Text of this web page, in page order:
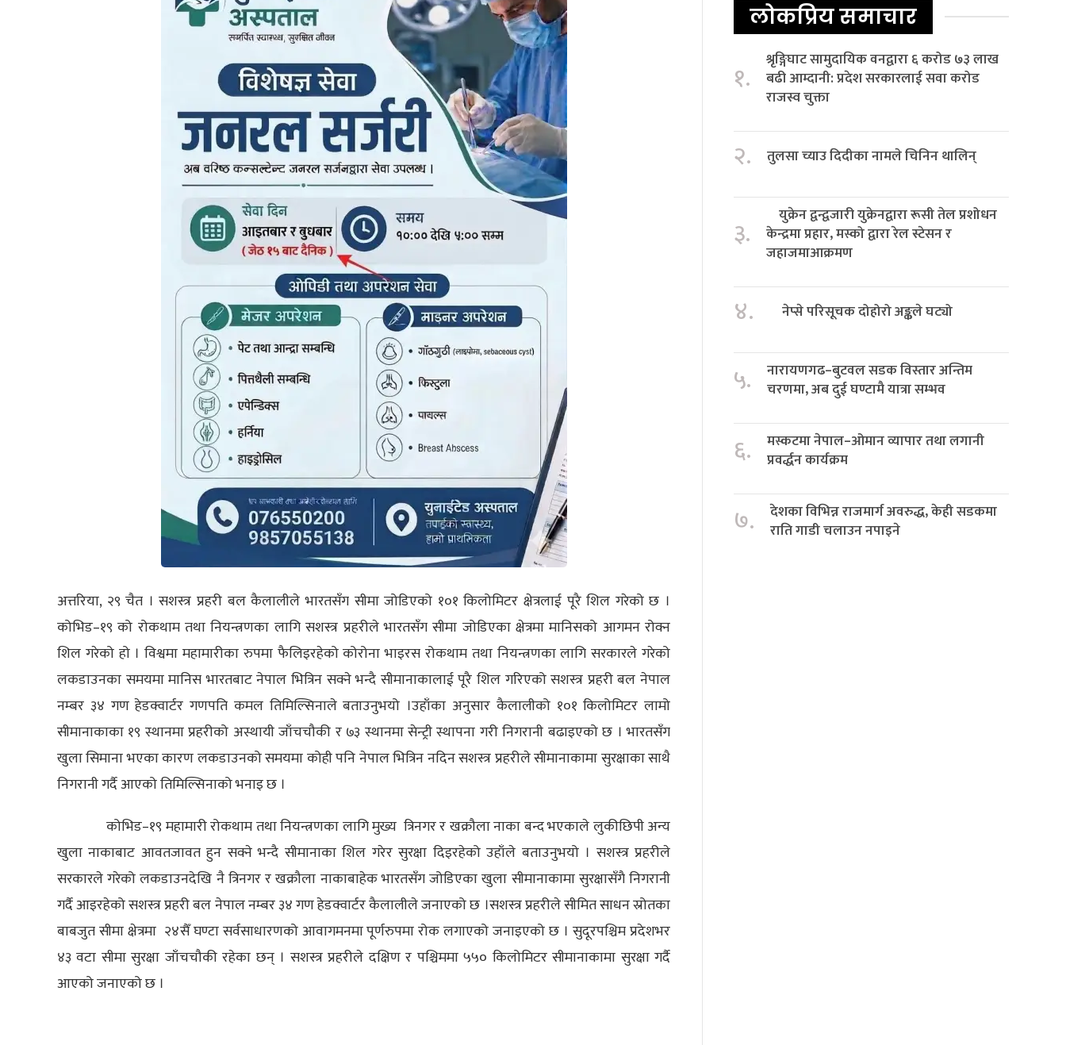
अत्तरिया, २९ चैत । सशस्त्र प्रहरी बल कैलालीले भारतसँग सीमा जोडिएको १०१ किलोमिटर क्षेत्रलाई पूरै शिल गरेको छ ।
कोभिड–१९ को रोकथाम तथा नियन्त्रणका लागि सशस्त्र प्रहरीले भारतसँग सीमा जोडिएका क्षेत्रमा मानिसको आगमन रोक्न
शिल गरेको हो । विश्वमा महामारीका रुपमा फैलिइरहेको कोरोना भाइरस रोकथाम तथा नियन्त्रणका लागि सरकारले गरेको
लकडाउनका समयमा मानिस भारतबाट नेपाल भित्रिन सक्ने भन्दै सीमानाकालाई पूरै शिल गरिएको सशस्त्र प्रहरी बल नेपाल
नम्बर ३४ गण हेडक्वार्टर गणपति कमल तिमिल्सिनाले बताउनुभयो ।उहाँका अनुसार कैलालीको १०१ किलोमिटर लामो
सीमानाकाका १९ स्थानमा प्रहरीको अस्थायी जाँचचौकी र ७३ स्थानमा सेन्ट्री स्थापना गरी निगरानी बढाइएको छ । भारतसँग
खुला सिमाना भएका कारण लकडाउनको समयमा कोही पनि नेपाल भित्रिन नदिन सशस्त्र प्रहरीले सीमानाकामा सुरक्षाका साथै
निगरानी गर्दै आएको तिमिल्सिनाको भनाइ छ ।
कोभिड–१९ महामारी रोकथाम तथा नियन्त्रणका लागि मुख्य त्रिनगर र खक्रौला नाका बन्द भएकाले लुकीछिपी अन्य
खुला नाकाबाट आवतजावत हुन सक्ने भन्दै सीमानाका शिल गरेर सुरक्षा दिइरहेको उहाँले बताउनुभयो । सशस्त्र प्रहरीले
सरकारले गरेको लकडाउनदेखि नै त्रिनगर र खक्रौला नाकाबाहेक भारतसँग जोडिएका खुला सीमानाकामा सुरक्षासँगै निगरानी
गर्दै आइरहेको सशस्त्र प्रहरी बल नेपाल नम्बर ३४ गण हेडक्वार्टर कैलालीले जनाएको छ ।सशस्त्र प्रहरीले सीमित साधन स्रोतका
बाबजुत सीमा क्षेत्रमा २४सैँ घण्टा सर्वसाधारणको आवागमनमा पूर्णरुपमा रोक लगाएको जनाइएको छ । सुदूरपश्चिम प्रदेशभर
४३ वटा सीमा सुरक्षा जाँचचौकी रहेका छन् । सशस्त्र प्रहरीले दक्षिण र पश्चिममा ५५० किलोमिटर सीमानाकामा सुरक्षा गर्दै
आएको जनाएको छ ।
लोकप्रिय समाचार
१.
श्रृङ्गिघाट सामुदायिक वनद्वारा ६ करोड ७३ लाख
बढी आम्दानी: प्रदेश सरकारलाई सवा करोड
राजस्व चुक्ता
२. तुलसा च्याउ दिदीका नामले चिनिन थालिन्
३.
युक्रेन द्वन्द्वजारी युक्रेनद्वारा रूसी तेल प्रशोधन
केन्द्रमा प्रहार, मस्को द्वारा रेल स्टेसन र
जहाजमाआक्रमण
४. नेप्से परिसूचक दोहोरो अङ्कले घट्यो
५.
नारायणगढ–बुटवल सडक विस्तार अन्तिम
चरणमा, अब दुई घण्टामै यात्रा सम्भव
६.
मस्कटमा नेपाल–ओमान व्यापार तथा लगानी
प्रवर्द्धन कार्यक्रम
७.
देशका विभिन्न राजमार्ग अवरुद्ध, केही सडकमा
राति गाडी चलाउन नपाइने